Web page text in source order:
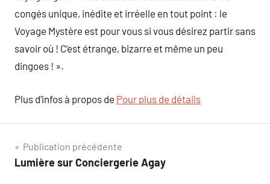
congés unique, inédite et irréelle en tout point : le
Voyage Mystère est pour vous si vous désirez partir sans
savoir où ! C’est étrange, bizarre et même un peu
dingoes ! ».
Plus d’infos à propos de Pour plus de détails
Navigation
de
Publication précédente
Lumière sur Conciergerie Agay